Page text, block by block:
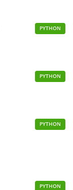
PYTHON
PYTHON
PYTHON
PYTHON